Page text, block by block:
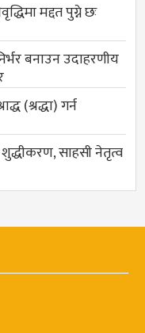
मद्दत पुग्ने छः
बनाउन उदाहरणीय
(श्रद्धा) गर्न
साहसी नेतृत्व